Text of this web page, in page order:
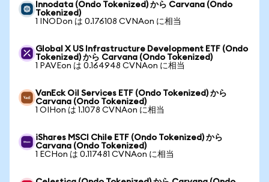
Innodata (Ondo Tokenized) から Carvana (Ondo
Tokenized)
1 INODon は 0.176108 CVNAon に相当
Global X US Infrastructure Development ETF (Ondo
Tokenized) から Carvana (Ondo Tokenized)
1 PAVEon は 0.164948 CVNAon に相当
VanEck Oil Services ETF (Ondo Tokenized) から
Carvana (Ondo Tokenized)
1 OIHon は 1.1078 CVNAon に相当
iShares MSCI Chile ETF (Ondo Tokenized) から
Carvana (Ondo Tokenized)
1 ECHon は 0.117481 CVNAon に相当